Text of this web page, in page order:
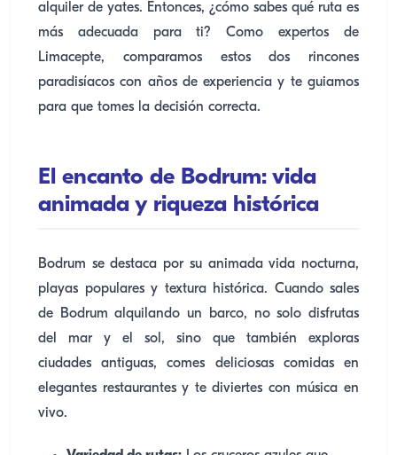
alquiler de yates. Entonces, ¿cómo sabes qué ruta es
más adecuada para ti? Como expertos de
Limacepte, comparamos estos dos rincones
paradisíacos con años de experiencia y te guiamos
para que tomes la decisión correcta.
El encanto de Bodrum: vida
animada y riqueza histórica
Bodrum se destaca por su animada vida nocturna,
playas populares y textura histórica. Cuando sales
de Bodrum alquilando un barco, no solo disfrutas
del mar y el sol, sino que también exploras
ciudades antiguas, comes deliciosas comidas en
elegantes restaurantes y te diviertes con música en
vivo.